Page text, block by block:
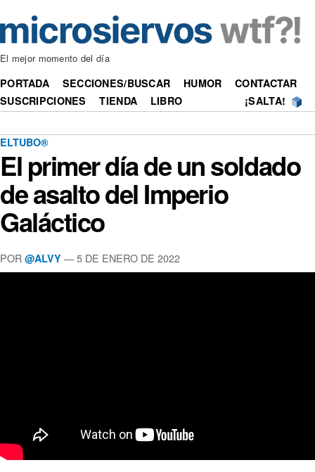
El mejor momento del día
PORTADA SECCIONES/BUSCAR HUMOR
CONTACTAR
SUSCRIPCIONES
TIENDA LIBRO ¡SALTA!
ELTUBO®
El primer día de un soldado
de asalto del Imperio
Galáctico
POR @ALVY —5 DE ENERO DE 2022